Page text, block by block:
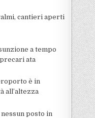
cantieri aperti
a tempo
ata
è in
all’altezza
posto in